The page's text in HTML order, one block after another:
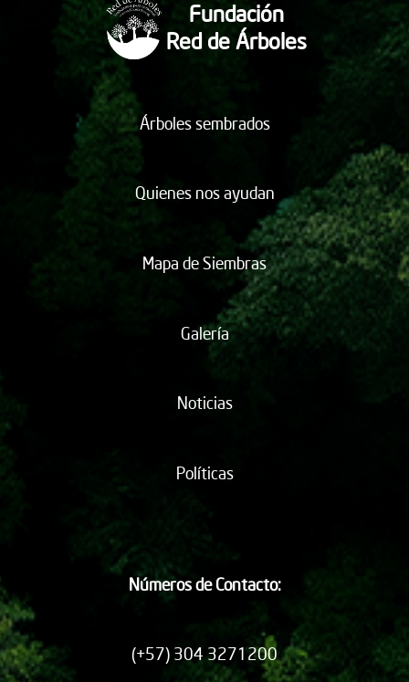
Fundación
Red de Árboles
Árboles sembrados
Quienes nos ayudan
Mapa de Siembras
Galería
Noticias
Políticas
Números de Contacto:
(+57) 304 3271200